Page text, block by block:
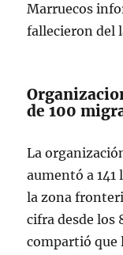
Marruecos
fallecieron del
de 100
La
aumentó a 141
la zona
cifra desde los
compartió que